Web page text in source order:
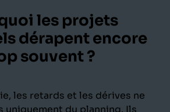
les projets
dérapent encore
souvent ?
les retards et les dérives ne
uniquement du planning. Ils